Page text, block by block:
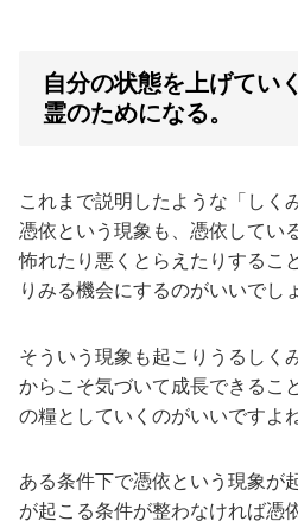
自分の状態を上げてい
霊のためになる。
これまで説明したような「しく
憑依という現象も、憑依してい
怖れたり悪くとらえたりするこ
りみる機会にするのがいいでし
そういう現象も起こりうるしく
からこそ気づいて成長できるこ
の糧としていくのがいいですよね
ある条件下で憑依という現象が
が起こる条件が整わなければ憑